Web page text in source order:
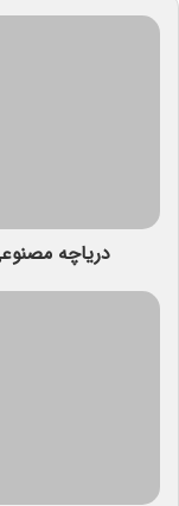
دریاچه